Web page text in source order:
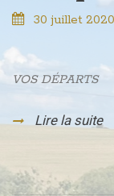
30 juillet
VOS DÉPARTS
Lire la suite